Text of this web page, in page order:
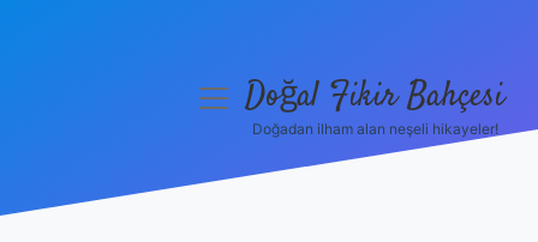
menüyüDoğal Fikir Bahçesi
Doğadan ilham alan neşeli hikayeler!